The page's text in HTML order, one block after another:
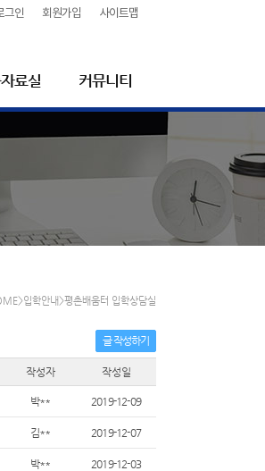
그인 회원가입 사이트맵
료실 커뮤니티
입학안내>평촌배움터 입학상담실
글 작성하기
작성자 작성일
박** 2019-12-09
김** 2019-12-07
박** 2019-12-03